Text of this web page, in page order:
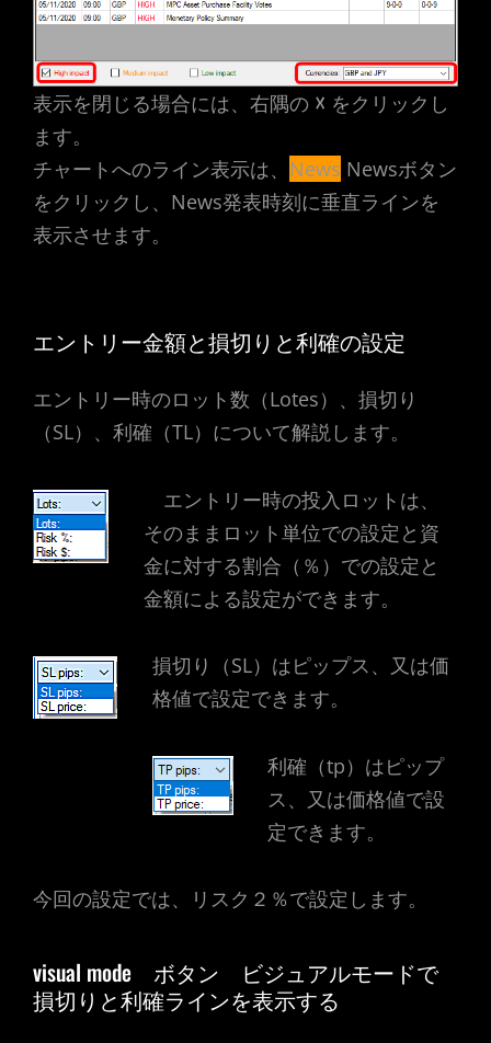
表示を閉じる場合には、右隅の ☓ をクリックし
ます。
チャートへのライン表示は、 News Newsボタン
をクリックし、News発表時刻に垂直ラインを
表示させます。
エントリー金額と損切りと利確の設定
エントリー時のロット数（Lotes）、損切り
（SL）、利確（TL）について解説します。
エントリー時の投入ロットは、
そのままロット単位での設定と資
金に対する割合（％）での設定と
金額による設定ができます。
損切り（SL）はピップス、又は価
格値で設定できます。
利確（tp）はピップ
ス、又は価格値で設
定できます。
今回の設定では、リスク２％で設定します。
visual mode ボタン ビジュアルモードで
損切りと利確ラインを表示する